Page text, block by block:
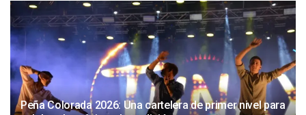
Peña Colorada 2026: Una cartelera de primer nivel para